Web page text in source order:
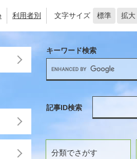
利用者別 文字サイズ 標準 拡大
分類でさがす
キーワード検索
記事ID検索